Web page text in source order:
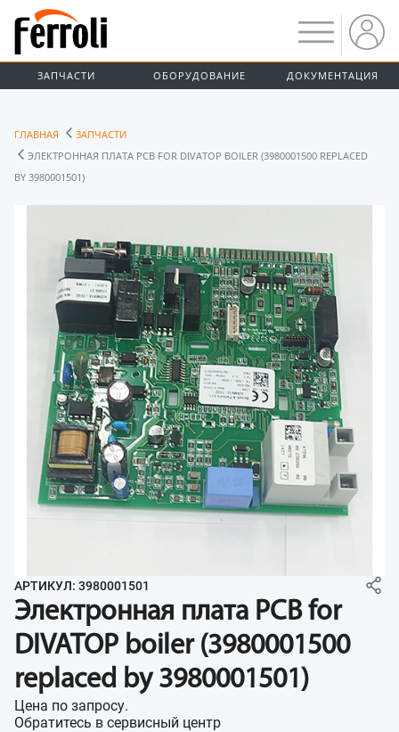
ЗАПЧАСТИ ОБОРУДОВАНИЕ ДОКУМЕНТАЦИЯ
ГЛАВНАЯ
ЗАПЧАСТИ
ЭЛЕКТРОННАЯ ПЛАТА PCB FOR DIVATOP BOILER (3980001500 REPLACED
BY 3980001501)
АРТИКУЛ: 3980001501
Электронная плата PCB for
DIVATOP boiler (3980001500
replaced by 3980001501)
Цена по запросу.
Обратитесь в сервисный центр